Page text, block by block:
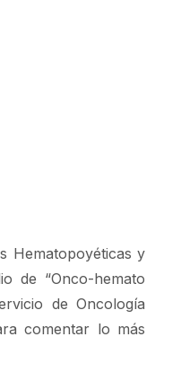
Hematopoyéticas y
de “Onco-hemato
de Oncología
comentar lo más